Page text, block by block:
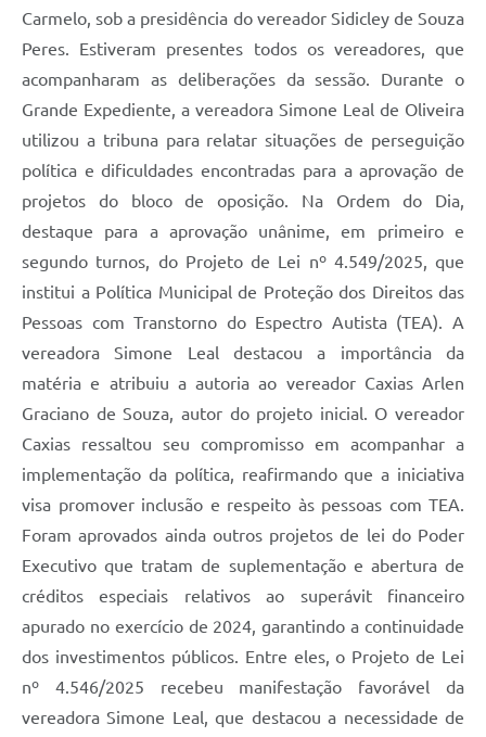
Carmelo, sob a presidência do vereador Sidicley de Souza
Peres. Estiveram presentes todos os vereadores, que
acompanharam as deliberações da sessão. Durante o
Grande Expediente, a vereadora Simone Leal de Oliveira
utilizou a tribuna para relatar situações de perseguição
política e dificuldades encontradas para a aprovação de
projetos do bloco de oposição. Na Ordem do Dia,
destaque para a aprovação unânime, em primeiro e
segundo turnos, do Projeto de Lei nº 4.549/2025, que
institui a Política Municipal de Proteção dos Direitos das
Pessoas com Transtorno do Espectro Autista (TEA). A
vereadora Simone Leal destacou a importância da
matéria e atribuiu a autoria ao vereador Caxias Arlen
Graciano de Souza, autor do projeto inicial. O vereador
Caxias ressaltou seu compromisso em acompanhar a
implementação da política, reafirmando que a iniciativa
visa promover inclusão e respeito às pessoas com TEA.
Foram aprovados ainda outros projetos de lei do Poder
Executivo que tratam de suplementação e abertura de
créditos especiais relativos ao superávit financeiro
apurado no exercício de 2024, garantindo a continuidade
dos investimentos públicos. Entre eles, o Projeto de Lei
nº 4.546/2025 recebeu manifestação favorável da
vereadora Simone Leal, que destacou a necessidade de